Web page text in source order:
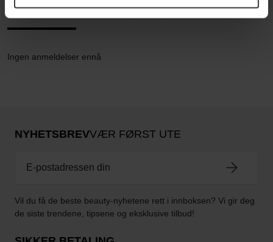
Ingen anmeldelser ennå
NYHETSBREVVÆR FØRST UTE
Vil du få de beste beauty-nyhetene rett i innboksen? Vi gir deg
de siste trendene, tipsene og eksklusive tilbud!